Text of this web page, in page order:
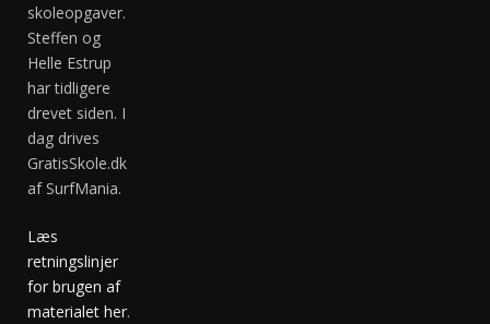
skoleopgaver.
Steffen og
Helle Estrup
har tidligere
drevet siden. I
dag drives
GratisSkole.dk
af SurfMania.
Læs
retningslinjer
for brugen af
materialet her.